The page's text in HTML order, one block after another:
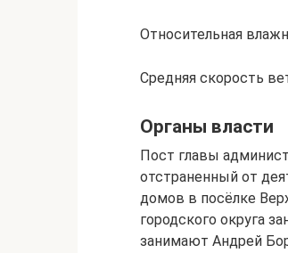
Относительная
Средняя скорость
Органы власти
Пост главы
отстраненный от
домов в посёлке
городского округа
занимают Андрей